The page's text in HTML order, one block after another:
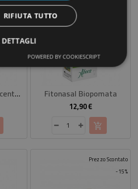
-20%
Scontato
Fitonasal Spray Concentrato Fitonasal Biopomata
12,90 €Prezzo
-15%
Prezzo Scontato
RIFIUTA TUTTO
POWERED BY COOKIESCRIPT